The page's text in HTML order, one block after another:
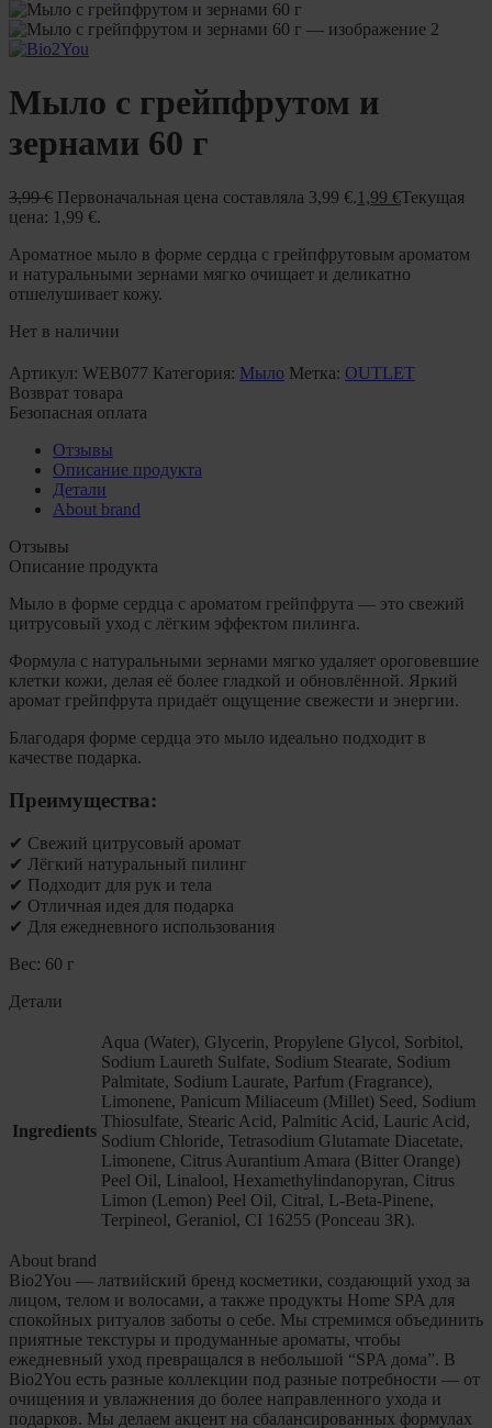
Мыло с грейпфрутом и
зернами 60 г
3,99€ Первоначальная цена составляла 3,99 €.1,99 €Текущая
цена: 1,99 €.
Ароматное мыло в форме сердца с грейпфрутовым ароматом
и натуральными зернами мягко очищает и деликатно
отшелушивает кожу.
Нет в наличии
Артикул: WEB077 Категория: Мыло Метка: OUTLET
Возврат товара
Безопасная оплата
Отзывы
Описание продукта
Детали
About brand
Отзывы
Описание продукта
Мыло в форме сердца с ароматом грейпфрута — это свежий
цитрусовый уход с лёгким эффектом пилинга.
Формула с натуральными зернами мягко удаляет ороговевшие
клетки кожи, делая её более гладкой и обновлённой. Яркий
аромат грейпфрута придаёт ощущение свежести и энергии.
Благодаря форме сердца это мыло идеально подходит в
качестве подарка.
Преимущества:
✔ Свежий цитрусовый аромат
✔ Лёгкий натуральный пилинг
✔ Подходит для рук и тела
✔ Отличная идея для подарка
✔ Для ежедневного использования
Вес: 60 г
Детали
Ingredients
Aqua (Water), Glycerin, Propylene Glycol, Sorbitol,
Sodium Laureth Sulfate, Sodium Stearate, Sodium
Palmitate, Sodium Laurate, Parfum (Fragrance),
Limonene, Panicum Miliaceum (Millet) Seed, Sodium
Thiosulfate, Stearic Acid, Palmitic Acid, Lauric Acid,
Sodium Chloride, Tetrasodium Glutamate Diacetate,
Limonene, Citrus Aurantium Amara (Bitter Orange)
Peel Oil, Linalool, Hexamethylindanopyran, Citrus
Limon (Lemon) Peel Oil, Citral, L-Beta-Pinene,
Terpineol, Geraniol, CI 16255 (Ponceau 3R).
About brand
Bio2You — латвийский бренд косметики, создающий уход за
лицом, телом и волосами, а также продукты Home SPA для
спокойных ритуалов заботы о себе. Мы стремимся объединить
приятные текстуры и продуманные ароматы, чтобы
ежедневный уход превращался в небольшой “SPA дома”. В
Bio2You есть разные коллекции под разные потребности — от
очищения и увлажнения до более направленного ухода и
подарков. Мы делаем акцент на сбалансированных формулах